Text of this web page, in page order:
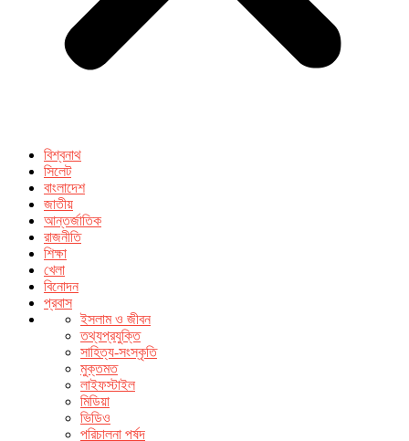
বিশ্বনাথ
সিলেট
বাংলাদেশ
জাতীয়
আন্তর্জাতিক
রাজনীতি
শিক্ষা
খেলা
বিনোদন
প্রবাস
ইসলাম ও জীবন
তথ্যপ্রযুক্তি
সাহিত্য-সংস্কৃতি
মুক্তমত
লাইফস্টাইল
মিডিয়া
ভিডিও
পরিচালনা পর্ষদ